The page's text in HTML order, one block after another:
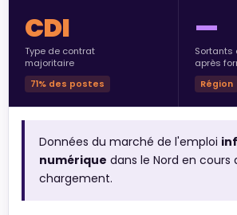
CDI
Type de contrat
majoritaire
71% des postes
—
Sortants
après
Région
Données du marché de l'emploi
numérique dans le Nord en cours
chargement.